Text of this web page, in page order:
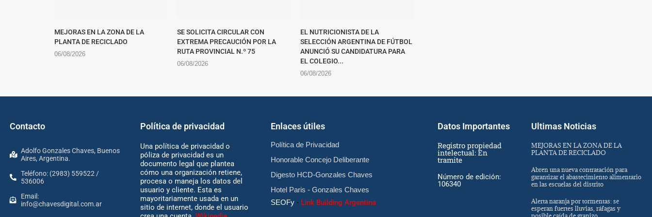
MEJORAS EN LA ZONA DE LA
PLANTA DE RECICLADO
06/08/2026
SE SOLICITA CIRCULAR CON
EXTREMA PRECAUCIÓN POR LA
RUTA PROVINCIAL N.º 75
06/08/2026
EL NUTRICIONISTA DE LA
SELECCIÓN ARGENTINA DE FÚTBOL
ANUNCIÓ SU CANDIDATURA PARA
EL COLEGIO...
06/08/2026
Contacto
Adolfo Gonzales Chaves, Buenos
Aires, Argentina.
Teléfono: (2983) 559522 /
536006
Email:
info@chavesdigital.com.ar
Política de privacidad
Una política de privacidad o
póliza de privacidad es un
documento legal que plantea
cómo una organización retiene,
procesa o maneja los datos del
usuario y cliente. Esta es
mayoritariamente usada en un
sitio de internet, donde el usuario
Enlaces útiles
Política de Privacidad
Honorable Concejo Deliberante
Digesto HCD-Gonzales Chaves
Hotel Paris - Gonzales Chaves
SEOFy- Link Building Argentina
Datos Importantes
Registro propiedad
intelectual: En
tramite
Número de edición:
106340
Ultimas Noticias
MEJORAS EN LA ZONA DE LA
PLANTA DE RECICLADO
Abren una nueva contratación para
garantizar el abastecimiento alimentario
en las escuelas del distrito
Alerta naranja por tormentas: se
esperan fuertes lluvias, ráfagas y